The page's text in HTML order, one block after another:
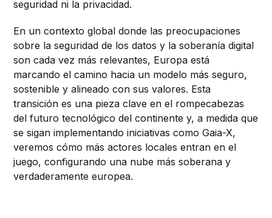
seguridad ni la privacidad.
En un contexto global donde las preocupaciones
sobre la seguridad de los datos y la soberanía digital
son cada vez más relevantes, Europa está
marcando el camino hacia un modelo más seguro,
sostenible y alineado con sus valores. Esta
transición es una pieza clave en el rompecabezas
del futuro tecnológico del continente y, a medida que
se sigan implementando iniciativas como Gaia-X,
veremos cómo más actores locales entran en el
juego, configurando una nube más soberana y
verdaderamente europea.